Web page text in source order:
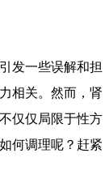
发一些误解和担
相关。然而，肾
仅仅局限于性方
何调理呢？赶紧